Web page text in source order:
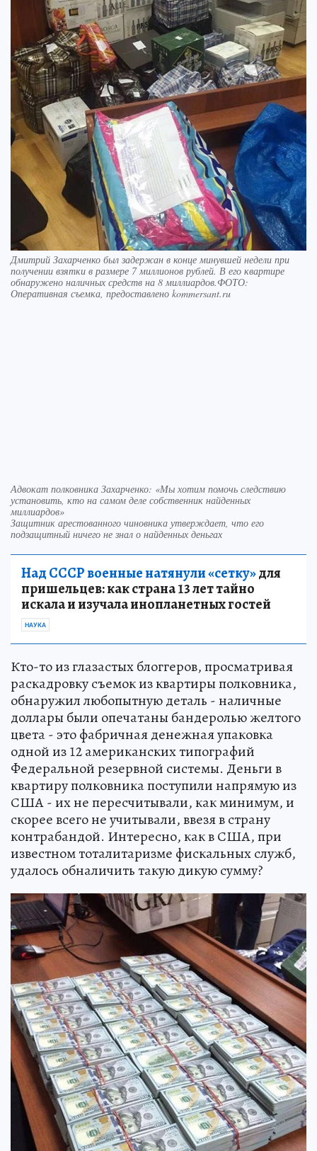
Дмитрий Захарченко был задержан в конце минувшей недели при
получении взятки в размере 7 миллионов рублей. В его квартире
обнаружено наличных средств на 8 миллиардов.ФОТО:
Оперативная съемка, предоставлено kommersant.ru
Адвокат полковника Захарченко: «Мы хотим помочь следствию
установить, кто на самом деле собственник найденных
миллиардов»
Защитник арестованного чиновника утверждает, что его
подзащитный ничего не знал о найденных деньгах
Над СССР военные натянули «сетку»для
пришельцев: как страна 13 лет тайно
искала и изучала инопланетных гостей
НАУКА
Кто-то из глазастых блоггеров, просматривая
раскадровку съемок из квартиры полковника,
обнаружил любопытную деталь - наличные
доллары были опечатаны бандеролью желтого
цвета - это фабричная денежная упаковка
одной из 12 американских типографий
Федеральной резервной системы. Деньги в
квартиру полковника поступили напрямую из
США - их не пересчитывали, как минимум, и
скорее всего не учитывали, ввезя в страну
контрабандой. Интересно, как в США, при
известном тоталитаризме фискальных служб,
удалось обналичить такую дикую сумму?